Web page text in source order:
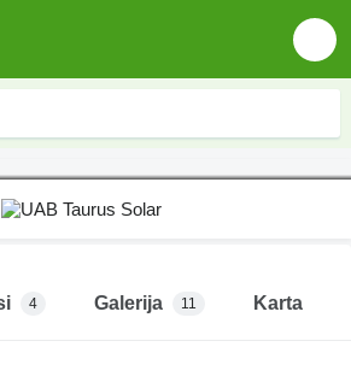
4 Galerija 11 Karta